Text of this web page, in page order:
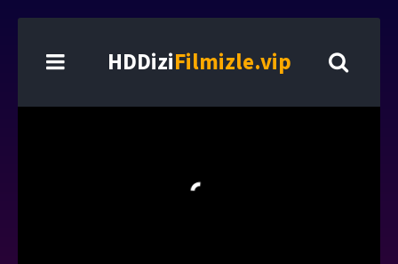
HDDiziFilmizle.vip